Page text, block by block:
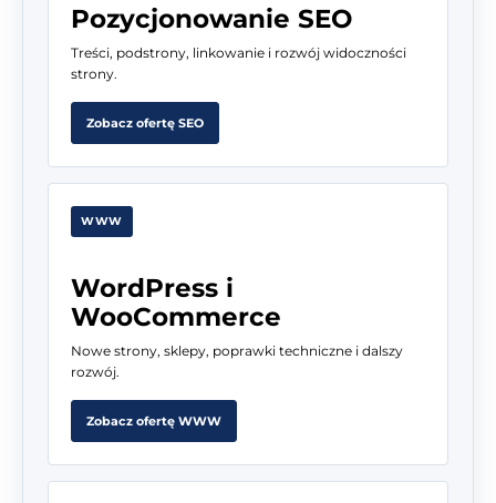
Pozycjonowanie SEO
Treści, podstrony, linkowanie i rozwój widoczności
strony.
Zobacz ofertę SEO
WWW
WordPress i
WooCommerce
Nowe strony, sklepy, poprawki techniczne i dalszy
rozwój.
Zobacz ofertę WWW